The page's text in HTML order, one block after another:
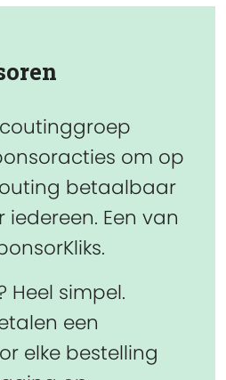
om op
betaalbaar
Een van
Heel simpel.
een
elke bestelling